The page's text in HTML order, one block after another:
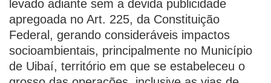
levado adiante sem a devida publicidade
apregoada no Art. 225, da Constituição
Federal, gerando consideráveis impactos
socioambientais, principalmente no Município
de Uibaí, território em que se estabeleceu o